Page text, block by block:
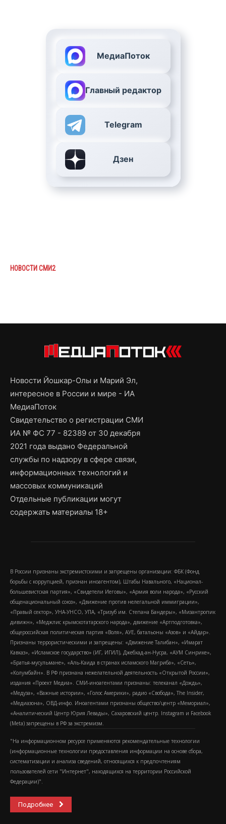
МедиаПоток
Главный редактор
Telegram
Дзен
НОВОСТИ СМИ2
Новости Йошкар-Олы и Марий Эл,
интересное в России и мире - ИА
МедиаПоток
Свидетельство о регистрации СМИ
ИА № ФС 77 - 82389 от 30 декабря
2021 года выдано Федеральной
службы по надзору в сфере связи,
информационных технологий и
массовых коммуникаций
Отдельные публикации могут
содержать материалы 18+
В России признаны экстремистскими и запрещены организации: ФБК (Фонд
борьбы с коррупцией, признан иноагентом), Штабы Навального, «Национал-
большевистская партия», «Свидетели Иеговы», «Армия воли народа», «Русский
общенациональный союз», «Движение против нелегальной иммиграции»,
«Правый сектор», УНА-УНСО, УПА, «Тризуб им. Степана Бандеры», «Мизантропик
дивижн», «Меджлис крымскотатарского народа», движение «Артподготовка»,
общероссийская политическая партия «Воля», АУЕ, батальоны «Азов» и «Айдар».
Признаны террористическими и запрещены: «Движение Талибан», «Имарат
Кавказ», «Исламское государство» (ИГ, ИГИЛ), Джебхад-ан-Нусра, «АУМ Синрике»,
«Братья-мусульмане», «Аль-Каида в странах исламского Магриба», «Сеть»,
«Колумбайн». В РФ признана нежелательной деятельность «Открытой России»,
издания «Проект Медиа». СМИ-иноагентами признаны: телеканал «Дождь»,
«Медуза», «Важные истории», «Голос Америки», радио «Свобода», The Insider,
«Медиазона», ОВД-инфо. Иноагентами признаны общество/центр «Мемориал»,
«Аналитический Центр Юрия Левады», Сахаровский центр. Instagram и Facebook
(Metа) запрещены в РФ за экстремизм.
"На информационном ресурсе применяются рекомендательные технологии
(информационные технологии предоставления информации на основе сбора,
систематизации и анализа сведений, относящихся к предпочтениям
пользователей сети "Интернет", находящихся на территории Российской
Федерации)".
Подробнее